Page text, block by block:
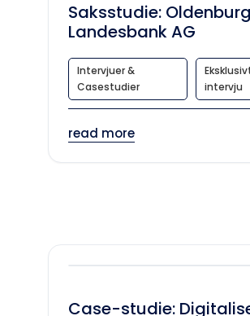
Saksstudie:
Landesbank AG
Intervjuer &
Casestudier
intervju
read more
Case-studie: